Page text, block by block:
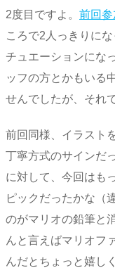
2度目ですよ。 前回
ころで2人っきりに
チュエーションにな
ッフの方とかもいる
せんでしたが、それ
前回同様、イラスト
丁寧方式のサインだ
に対して、今回はも
ピックだったかな（
のがマリオの鉛筆と
んと言えばマリオフ
んだとちょっと嬉し